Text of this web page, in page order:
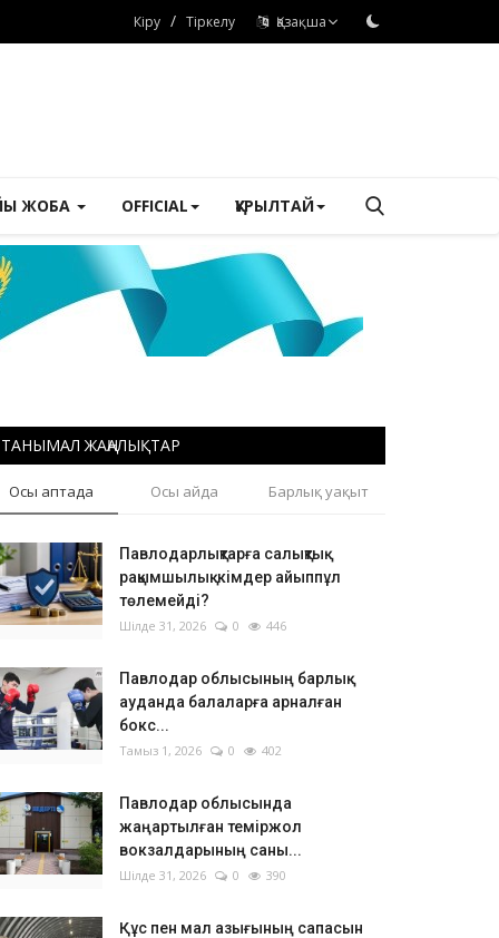
Кіру / Тіркелу Қазақша
ЖОБА OFFICIAL ҚҰРЫЛТАЙ
ТАНЫМАЛ ЖАҢАЛЫҚТАР
Осы аптада Осы айда Барлық уақыт
Павлодарлықтарға салықтық
рақымшылық: кімдер айыппұл
төлемейді?
Шілде 31, 2026 0 446
Павлодар облысының барлық
ауданда балаларға арналған
бокс...
Тамыз 1, 2026 0 402
Павлодар облысында
жаңартылған теміржол
вокзалдарының саны...
Шілде 31, 2026 0 390
Құс пен мал азығының сапасын